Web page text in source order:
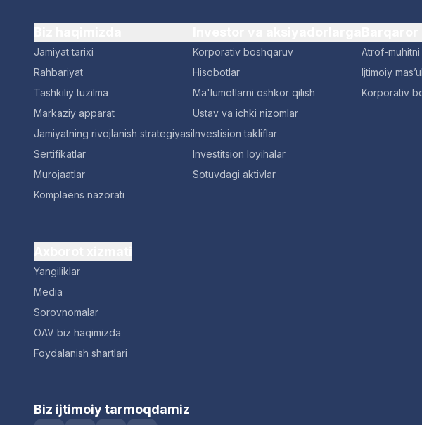
Jamiyat tarixi
Rahbariyat
Tashkiliy tuzilma
Markaziy apparat
Jamiyatning rivojlanish strategiyasi
Sertifikatlar
Murojaatlar
Komplaens nazorati
Korporativ boshqaruv
Hisobotlar
Ma'lumotlarni oshkor qilish
Ustav va ichki nizomlar
Investision takliflar
Investitsion loyihalar
Sotuvdagi aktivlar
Atrof-
Ijtimoiy
Korporativ
Yangiliklar
Media
Sorovnomalar
OAV biz haqimizda
Foydalanish shartlari
Biz ijtimoiy tarmoqdamiz